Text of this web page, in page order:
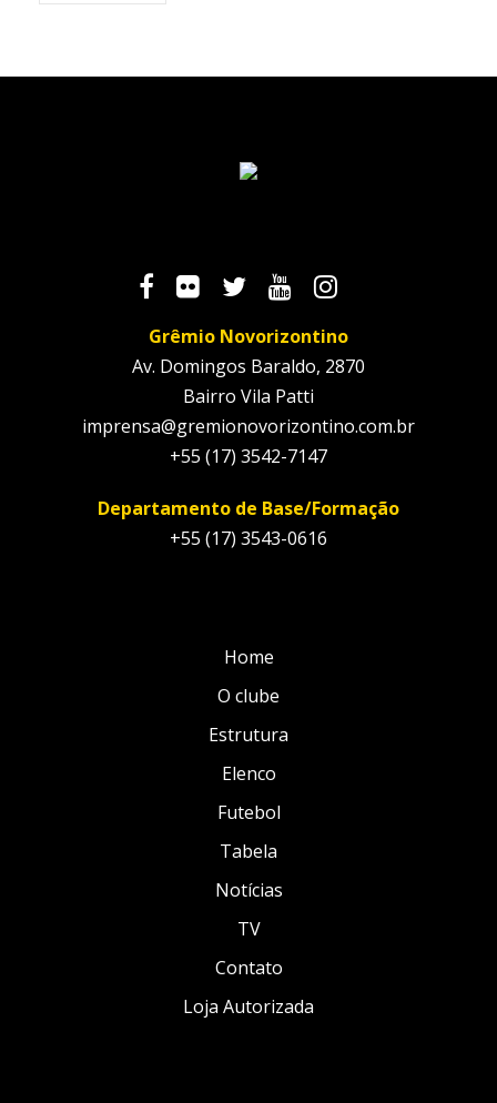
Grêmio Novorizontino
Av. Domingos Baraldo, 2870
Bairro Vila Patti
imprensa@gremionovorizontino.com.br
+55 (17) 3542-7147
Departamento de Base/Formação
+55 (17) 3543-0616
Home
O clube
Estrutura
Elenco
Futebol
Tabela
Notícias
TV
Contato
Loja Autorizada